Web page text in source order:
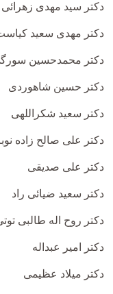
دکتر سید مهدی زهرائی
دکتر مهدی سعید
دکتر محمدحسین
دکتر حسین شاهوردی
دکتر سعید شکراللهی
دکتر علی صالح زاده
دکتر علی صدیقی
دکتر سعید ضیائی راد
دکتر روح اله طالبی
دکتر امیر عبداله
دکتر میلاد عظیمی